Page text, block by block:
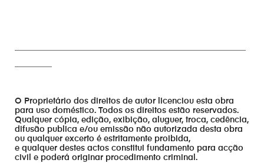
O Proprietário dos direitos de autor licenciou esta obra
para uso doméstico. Todos os direitos estão reservados.
Qualquer cópia, edição, exibição, aluguer, troca, cedência,
difusão publica e/ou emissão não autorizada desta obra
ou qualquer excerto é estritamente proibida,
e qualquer destes actos constitui fundamento para acção
civil e poderá originar procedimento criminal.